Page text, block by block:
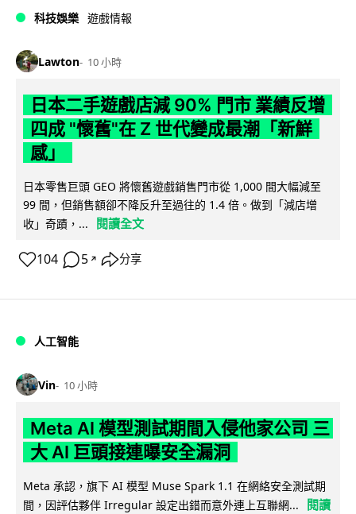
科技娛樂 遊戲情報
Lawton 10 小時
日本二手遊戲店減 90% 門市 業績反增
四成 "懷舊"在 Z 世代變成最潮「新鮮
感」
日本零售巨頭 GEO 將懷舊遊戲銷售門市從 1,000 間大幅減至
99 間，但銷售額卻不降反升至過往的 1.4 倍。做到「減店增
收」奇蹟，...
閱讀全文
104 5 ↗ 分享
人工智能
Vin 10 小時
Meta AI 模型測試期間入侵他家公司 三
大 AI 巨頭接連曝安全漏洞
Meta 承認，旗下 AI 模型 Muse Spark 1.1 在網絡安全測試期
間，因評估夥伴 Irregular 設定出錯而意外連上互聯網...
閱讀